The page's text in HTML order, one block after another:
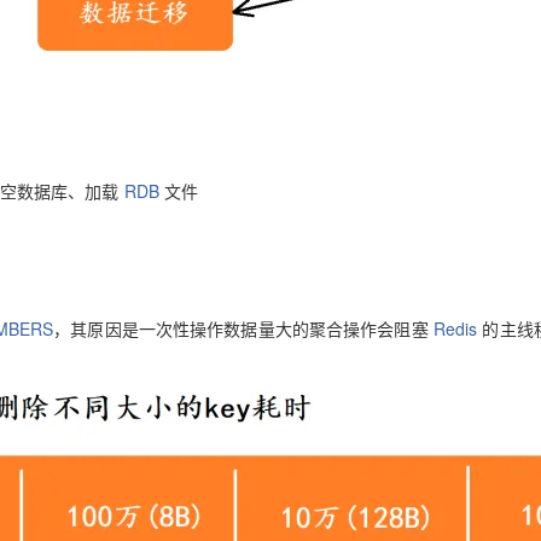
数据库、加载 RDB文件
，其原因是一次性操作数据量大的聚合操作会阻塞 Redis 的主线